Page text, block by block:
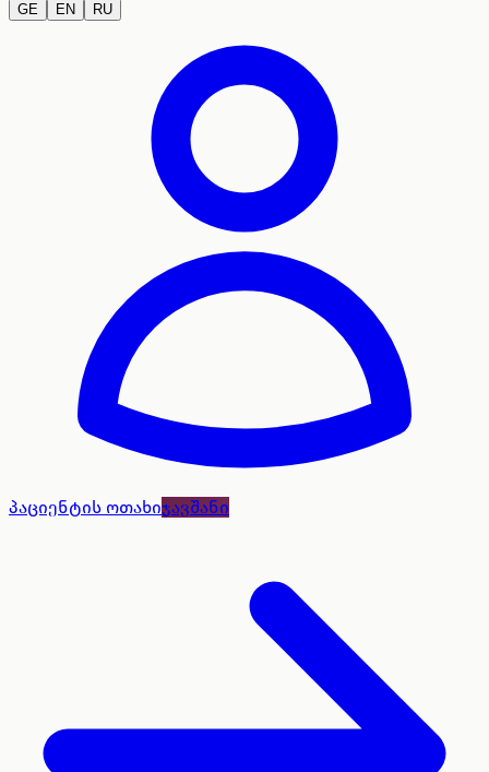
GE EN RU
პაციენტის ოთახიჯავშანი